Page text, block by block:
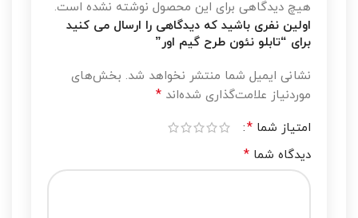
هیچ دیدگاهی برای این محصول نوشته نشده است.
اولین نفری باشید که دیدگاهی را ارسال می کنید
برای “تابلو نئون طرح گیم اور”
نشانی ایمیل شما منتشر نخواهد شد. بخش‌های
موردنیاز علامت‌گذاری شده‌اند *
امتیاز شما *
دیدگاه شما *